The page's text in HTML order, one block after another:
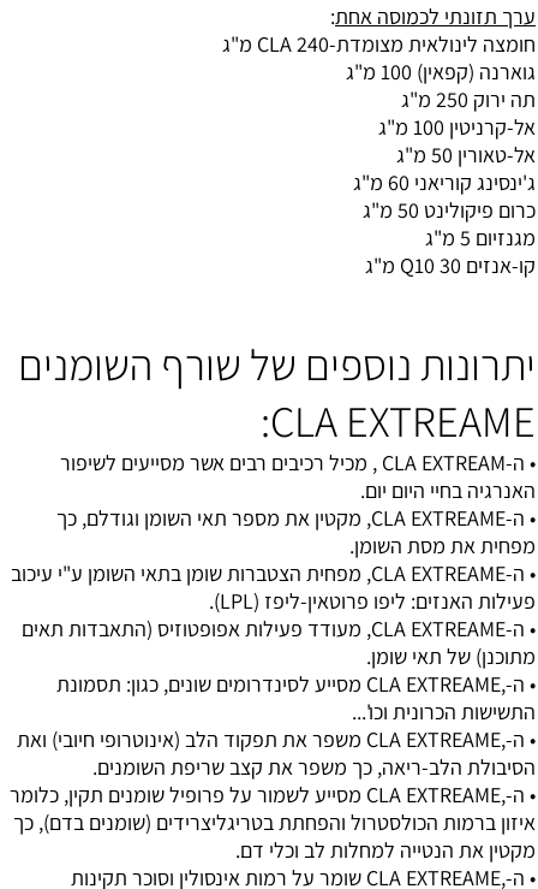
ערך תזונתי לכמוסה אחת:
חומצה לינולאית מצומדת-CLA 240 מ"ג
גוארנה (קפאין) 100 מ"ג
תה ירוק 250 מ"ג
אל-קרניטין 100 מ"ג
אל-טאורין 50 מ"ג
ג'ינסינג קוריאני 60 מ"ג
כרום פיקולינט 50 מ"ג
מגנזיום 5 מ"ג
קו-אנזים Q10 30 מ"ג
יתרונות נוספים של שורף השומנים
CLA EXTREAME:
• ה-CLA EXTREAM , מכיל רכיבים רבים אשר מסייעים לשיפור
האנרגיה בחיי היום יום.
• ה-CLA EXTREAME, מקטין את מספר תאי השומן וגודלם, כך
מפחית את מסת השומן.
• ה-CLA EXTREAME, מפחית הצטברות שומן בתאי השומן ע"י עיכוב
פעילות האנזים: ליפו פרוטאין-ליפז (LPL).
• ה-CLA EXTREAME, מעודד פעילות אפופטוזיס (התאבדות תאים
מתוכנן) של תאי שומן.
• ה-,CLA EXTREAME מסייע לסינדרומים שונים, כגון: תסמונת
התשישות הכרונית וכו'...
• ה-,CLA EXTREAME משפר את תפקוד הלב (אינוטרופי חיובי) ואת
הסיבולת הלב-ריאה, כך משפר את קצב שריפת השומנים.
• ה-,CLA EXTREAME מסייע לשמור על פרופיל שומנים תקין, כלומר
איזון ברמות הכולסטרול והפחתת בטריגליצרידים (שומנים בדם), כך
מקטין את הנטייה למחלות לב וכלי דם.
• ה-,CLA EXTREAME שומר על רמות אינסולין וסוכר תקינות